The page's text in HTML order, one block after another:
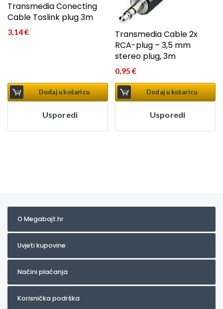
Transmedia Conecting
Cable Toslink plug 3m
3,14€
Dodaj u košaricu
Usporedi
Transmedia Cable 2x
RCA-plug – 3,5 mm
stereo plug, 3m
0,95€
Dodaj u košaricu
Usporedi
O Megabajt.hr
Uvjeti kupovine
Načini plaćanja
Korisnička podrška